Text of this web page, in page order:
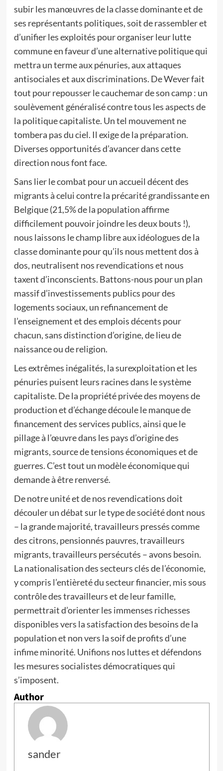
subir les manœuvres de la classe dominante et de
ses représentants politiques, soit de rassembler et
d’unifier les exploités pour organiser leur lutte
commune en faveur d’une alternative politique qui
mettra un terme aux pénuries, aux attaques
antisociales et aux discriminations. De Wever fait
tout pour repousser le cauchemar de son camp : un
soulèvement généralisé contre tous les aspects de
la politique capitaliste. Un tel mouvement ne
tombera pas du ciel. Il exige de la préparation.
Diverses opportunités d’avancer dans cette
direction nous font face.
Sans lier le combat pour un accueil décent des
migrants à celui contre la précarité grandissante en
Belgique (21,5% de la population affirme
difficilement pouvoir joindre les deux bouts !),
nous laissons le champ libre aux idéologues de la
classe dominante pour qu’ils nous mettent dos à
dos, neutralisent nos revendications et nous
taxent d’inconscients. Battons-nous pour un plan
massif d’investissements publics pour des
logements sociaux, un refinancement de
l’enseignement et des emplois décents pour
chacun, sans distinction d’origine, de lieu de
naissance ou de religion.
Les extrêmes inégalités, la surexploitation et les
pénuries puisent leurs racines dans le système
capitaliste. De la propriété privée des moyens de
production et d’échange découle le manque de
financement des services publics, ainsi que le
pillage à l’œuvre dans les pays d’origine des
migrants, source de tensions économiques et de
guerres. C’est tout un modèle économique qui
demande à être renversé.
De notre unité et de nos revendications doit
découler un débat sur le type de société dont nous
– la grande majorité, travailleurs pressés comme
des citrons, pensionnés pauvres, travailleurs
migrants, travailleurs persécutés – avons besoin.
La nationalisation des secteurs clés de l’économie,
y compris l’entièreté du secteur financier, mis sous
contrôle des travailleurs et de leur famille,
permettrait d’orienter les immenses richesses
disponibles vers la satisfaction des besoins de la
population et non vers la soif de profits d’une
infime minorité. Unifions nos luttes et défendons
les mesures socialistes démocratiques qui
s’imposent.
Author
sander